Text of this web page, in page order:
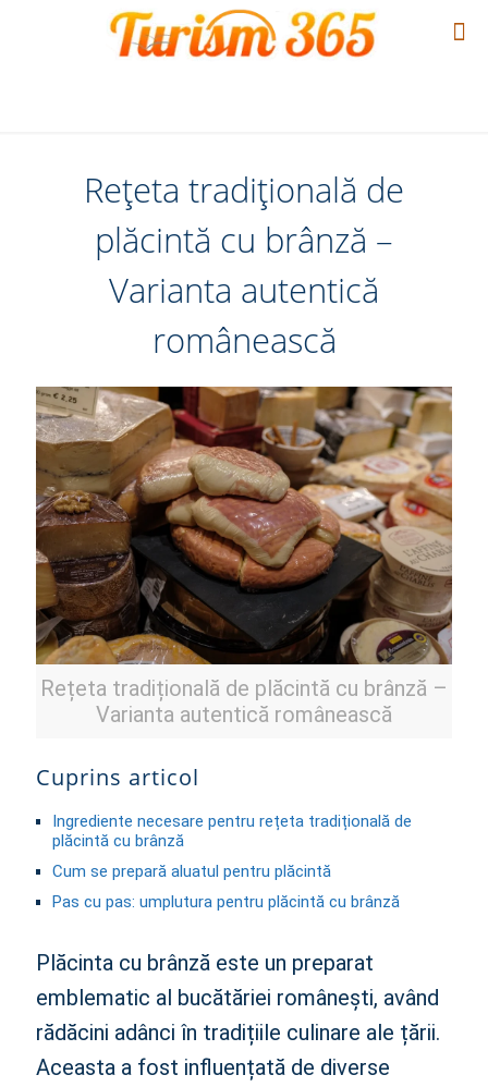
Rețeta tradițională de
plăcintă cu brânză –
Varianta autentică
românească
Rețeta tradițională de plăcintă cu brânză –
Varianta autentică românească
Cuprins articol
Ingrediente necesare pentru rețeta tradițională de
plăcintă cu brânză
Cum se prepară aluatul pentru plăcintă
Pas cu pas: umplutura pentru plăcintă cu brânză
Variante regionale ale rețetei tradiționale de plăcintă cu
Cum se servește plăcinta cu brânză în tradiția
românească
Tradiții și obiceiuri legate de consumul plăcintei cu
Plăcinta cu brânză este un preparat
emblematic al bucătăriei românești, având
rădăcini adânci în tradițiile culinare ale țării.
Aceasta a fost influențată de diverse